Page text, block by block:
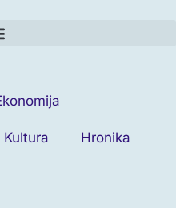
Kultura Hronika